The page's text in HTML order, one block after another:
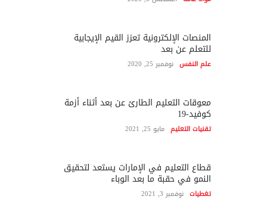
المنصات الإلكترونية تعزز القيم الإيجابية
للتعلم عن بعد
علم النفس نوفمبر 25, 2020
معوقات التعليم الطارئ عن بعد أثناء أزمة
كوفيد-19
تقنيات التعليم مايو 25, 2021
قطاع التعليم في الإمارات يستعد لتحقيق
النمو في حقبة ما بعد الوباء
تغطيات نوفمبر 3, 2021